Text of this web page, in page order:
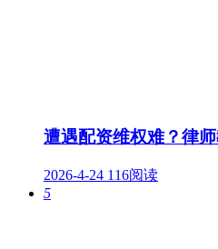
遭遇配资维权难？律
2026-4-24 116阅读
5